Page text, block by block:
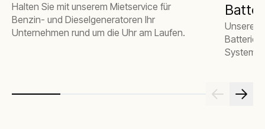
Halten Sie mit unserem Mietservice für
Benzin- und Dieselgeneratoren Ihr
Unternehmen rund um die Uhr am Laufen.
Unsere